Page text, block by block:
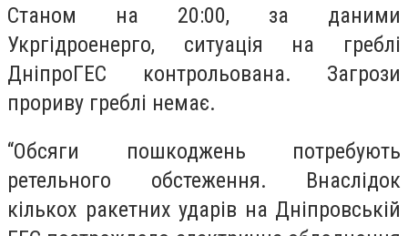
Станом на 20:00, за даними
Укргідроенерго, ситуація на греблі
ДніпроГЕС контрольована. Загрози
прориву греблі немає.
“Обсяги пошкоджень потребують
ретельного обстеження. Внаслідок
кількох ракетних ударів на Дніпровській